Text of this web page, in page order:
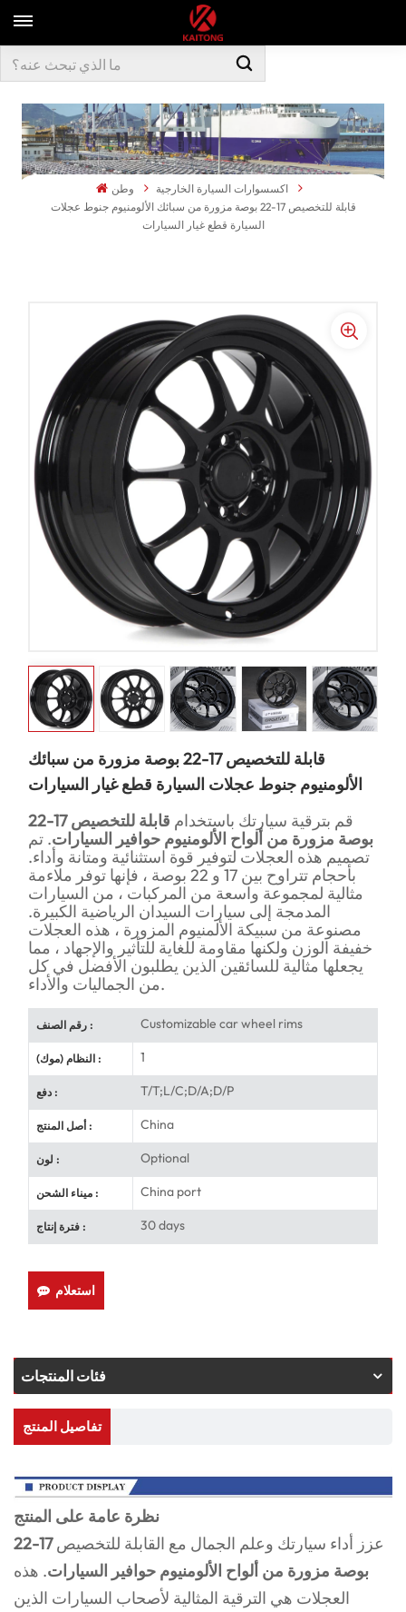
وطن
اكسسوارات السيارة الخارجية
قابلة للتخصيص 17-22 بوصة مزورة من سبائك الألومنيوم جنوط عجلات
السيارة قطع غيار السيارات
قابلة للتخصيص 17-22 بوصة مزورة من سبائك
الألومنيوم جنوط عجلات السيارة قطع غيار السيارات
قم بترقية سيارتك باستخدام
قابلة للتخصيص 17-22
بوصة مزورة من ألواح الألومنيوم حوافير السيارات. تم
تصميم هذه العجلات لتوفير قوة استثنائية ومتانة وأداء.
بأحجام تتراوح بين 17 و 22 بوصة ، فإنها توفر ملاءمة
مثالية لمجموعة واسعة من المركبات ، من السيارات
المدمجة إلى سيارات السيدان الرياضية الكبيرة.
مصنوعة من سبيكة الألمنيوم المزورة ، هذه العجلات
خفيفة الوزن ولكنها مقاومة للغاية للتأثير والإجهاد ، مما
يجعلها مثالية للسائقين الذين يطلبون الأفضل في كل
من الجماليات والأداء.
رقم الصنف : Customizable car wheel rims
النظام (موك) : 1
دفع : T/T;L/C;D/A;D/P
أصل المنتج : China
لون : Optional
ميناء الشحن : China port
فترة إنتاج : 30 days
استعلام
فئات المنتجات
تفاصيل المنتج
نظرة عامة على المنتج
عزز أداء سيارتك وعلم الجمال مع القابلة للتخصيص
17-22
بوصة مزورة من ألواح الألومنيوم حوافير السيارات. هذه
العجلات هي الترقية المثالية لأصحاب السيارات الذين